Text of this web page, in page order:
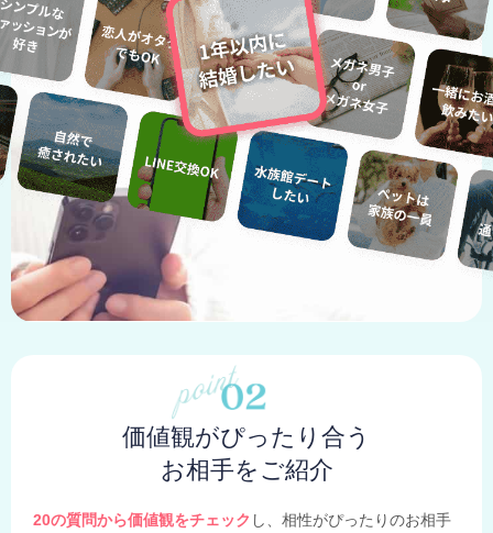
価値観がぴったり合う
お相手をご紹介
20の質問から価値観をチェック し、相性がぴったりのお相手